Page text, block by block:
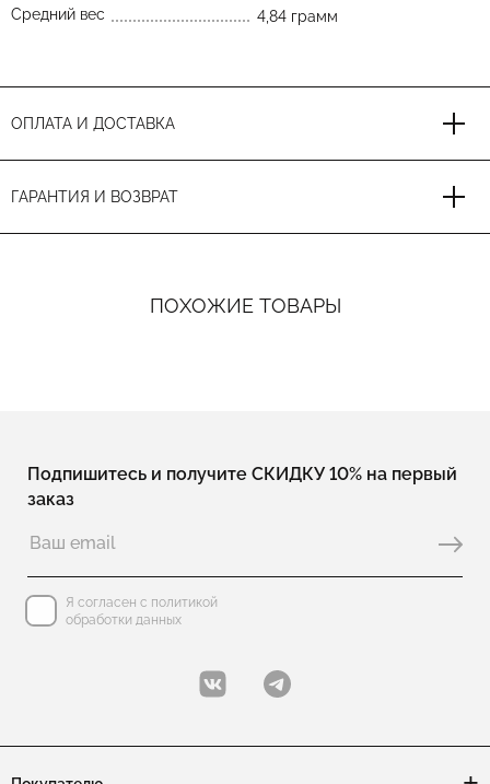
Средний вес
4,84 грамм
ОПЛАТА И ДОСТАВКА
ГАРАНТИЯ И ВОЗВРАТ
ПОХОЖИЕ ТОВАРЫ
Подпишитесь и получите СКИДКУ 10% на первый
заказ
Я согласен с политикой
обработки данных